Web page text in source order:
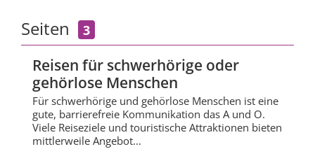
Seiten 3
Reisen für schwerhörige oder
gehörlose Menschen
Für schwerhörige und gehörlose Menschen ist eine
gute, barrierefreie Kommunikation das A und O.
Viele Reiseziele und touristische Attraktionen bieten
mittlerweile Angebot...